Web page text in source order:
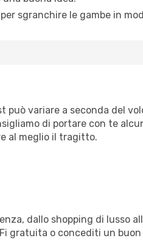
sgranchire le gambe in
variare a seconda del
di portare con te
al meglio il tragitto.
dallo shopping di lusso
gratuita o concediti un